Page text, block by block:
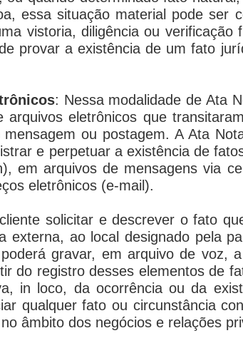
essa situação material pode ser
vistoria, diligência ou verificação
provar a existência de um fato
: Nessa modalidade de Ata
eletrônicos que
ou postagem. A Ata
e perpetuar a existência de
), em arquivos de mensagens via
eletrônicos (e-mail ).
solicitar e descrever o fato
externa, ao local designado pela
gravar, em arquivo de voz,
do registro desses elementos de
in loco, da ocorrência ou da
qualquer fato ou circunstância
âmbito dos negócios e relações